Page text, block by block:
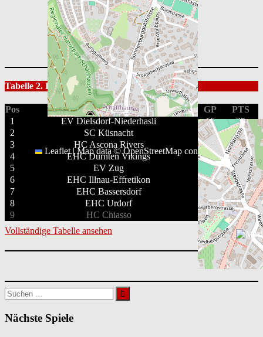
Leaflet |Map data ©OpenStreetMapcontributors
Playoff 2025/26: 1/4 Final
Tabelle 2. Liga Qualifikation 2025/26
Pos Mannschaft GP
PTS
1
EV Dielsdorf-Niederhasli 16
35
2
SC Küsnacht 16
35
3
HC Ascona Rivers 16
32
4
EHC Dürnten Vikings 16
29
5
EV Zug 16
23
6
EHC Illnau-Effretikon 16
21
7
EHC Bassersdorf
20
8
EHC Urdorf 16
12
9
HC Chiasso 16
9
Vollständige Tabelle ansehen
Suchen
nach:
Nächste Spiele